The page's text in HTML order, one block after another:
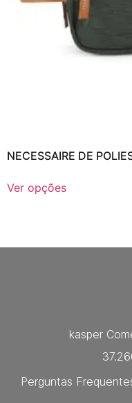
NECESSAIRE DE
Ver opções
kasper
Perguntas